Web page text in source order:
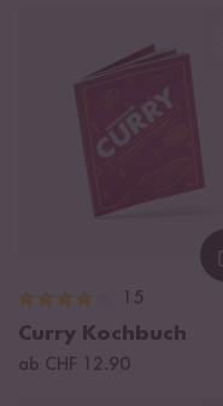
15
Curry Kochbuch
ab CHF 12.90